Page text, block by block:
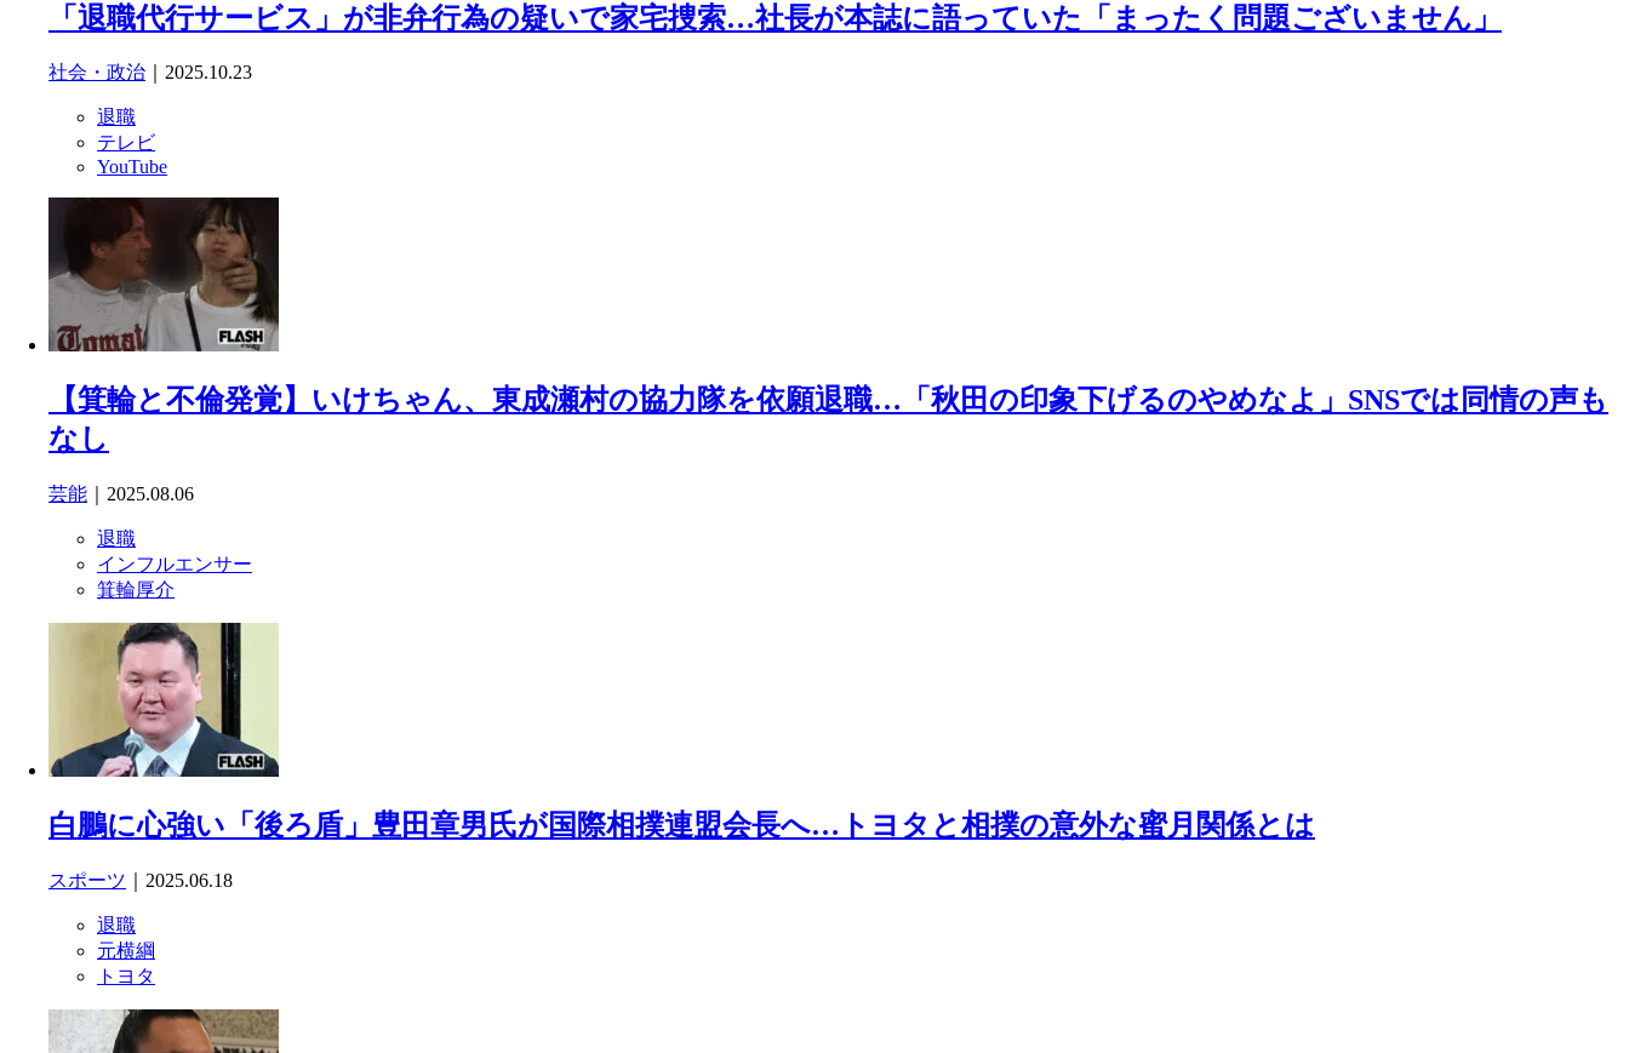
「退職代行サービス」が非弁行為の疑いで家宅捜索…社長が本誌に語っていた「まったく問題ございません」
社会・政治 ｜2025.10.23
退職
テレビ
YouTube
【箕輪と不倫発覚】いけちゃん、東成瀬村の協力隊を依願退職…「秋田の印象下げるのやめなよ」SNSでは同情の声も
なし
芸能 ｜2025.08.06
退職
インフルエンサー
箕輪厚介
白鵬に心強い「後ろ盾」豊田章男氏が国際相撲連盟会長へ…トヨタと相撲の意外な蜜月関係とは
スポーツ ｜2025.06.18
退職
元横綱
トヨタ